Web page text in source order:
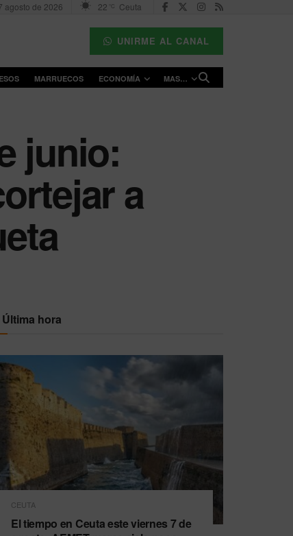
agosto de 2026 22 °C Ceuta
UNIRME AL CANAL
MARRUECOS ECONOMÍA MAS…
junio:
a
Última hora
CEUTA
El tiempo en Ceuta este viernes 7 de